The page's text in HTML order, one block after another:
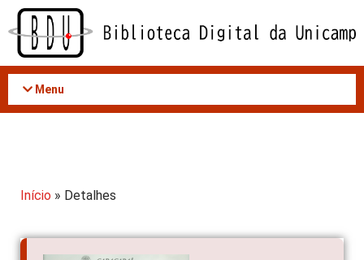
Acessar
conteúdo
Menu
Início » Detalhes